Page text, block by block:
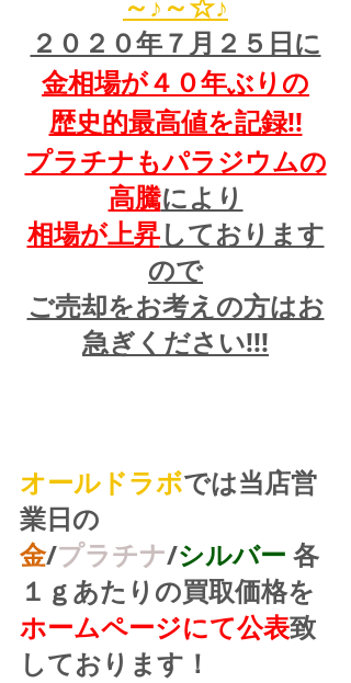
２０２０年７月２５日に
金相場が４０年ぶりの
歴史的最高値を記録!!
プラチナもパラジウムの
高騰により
相場が上昇しております
ので
ご売却をお考えの方はお
急ぎください!!!
オールドラボでは当店営
業日の
金/プラチナ/シルバー 各
１ｇあたりの買取価格を
ホームページにて公表致
しております！